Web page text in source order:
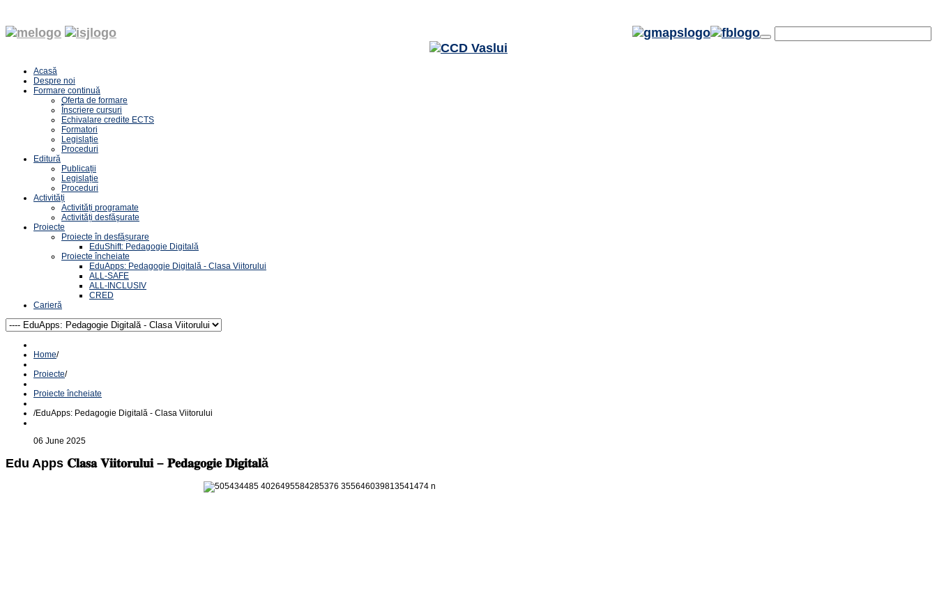
Acasă
Despre noi
Formare continuă
Oferta de formare
Înscriere cursuri
Echivalare credite ECTS
Formatori
Legislație
Proceduri
Editură
Publicații
Legislație
Proceduri
Activități
Activități programate
Activități desfăşurate
Proiecte
Proiecte în desfășurare
EduShift: Pedagogie Digitală
Proiecte încheiate
EduApps: Pedagogie Digitală - Clasa Viitorului
ALL-SAFE
ALL-INCLUSIV
CRED
Carieră
Home/
Proiecte/
Proiecte încheiate
/EduApps: Pedagogie Digitală - Clasa Viitorului
06 June 2025
Edu Apps 𝐂𝐥𝐚𝐬𝐚 𝐕𝐢𝐢𝐭𝐨𝐫𝐮𝐥𝐮𝐢 – 𝐏𝐞𝐝𝐚𝐠𝐨𝐠𝐢𝐞 𝐃𝐢𝐠𝐢𝐭𝐚𝐥ă